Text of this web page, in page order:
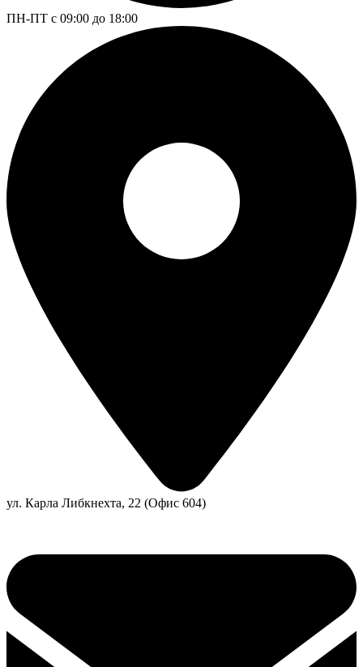
ПН-ПТ с 09:00 до 18:00
ул. Карла Либкнехта, 22 (Офис 604)